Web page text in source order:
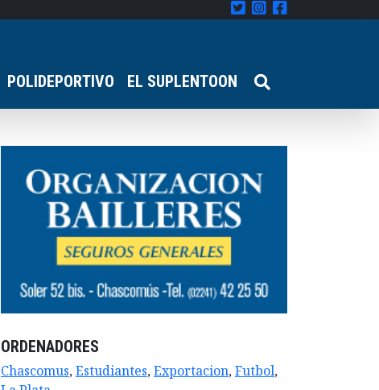
POLIDEPORTIVO EL SUPLENTOON
ORDENADORES
Chascomus,Estudiantes,Exportacion,Futbol,